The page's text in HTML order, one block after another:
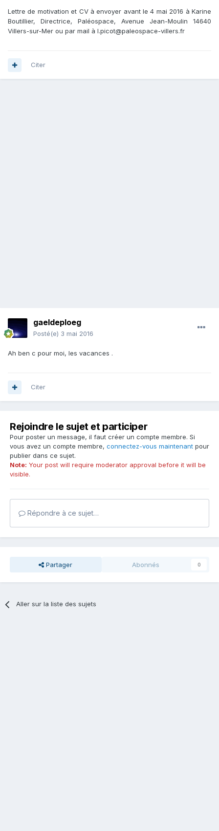
Lettre de motivation et CV à envoyer avant le 4 mai 2016 à Karine
Boutillier, Directrice, Paléospace, Avenue Jean-Moulin 14640
Villers-sur-Mer ou par mail à l.picot@paleospace-villers.fr
Citer
gaeldeploeg
Posté(e) 3 mai 2016
Ah ben c pour moi, les vacances .
Citer
Rejoindre le sujet et participer
Pour poster un message, il faut créer un compte membre. Si
vous avez un compte membre, connectez-vous maintenant pour
publier dans ce sujet.
Note: Your post will require moderator approval before it will be
visible.
Répondre à ce sujet…
Partager Abonnés 0
Aller sur la liste des sujets